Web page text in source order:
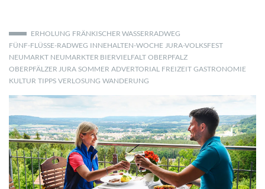
ERHOLUNG FRÄNKISCHER WASSERRADWEG
FÜNF-FLÜSSE-RADWEG INNEHALTEN-WOCHE JURA-VOLKSFEST
NEUMARKT NEUMARKTER BIERVIELFALT OBERPFALZ
OBERPFÄLZER JURA SOMMER ADVERTORIAL FREIZEIT GASTRONOMIE
KULTUR TIPPS VERLOSUNG WANDERUNG